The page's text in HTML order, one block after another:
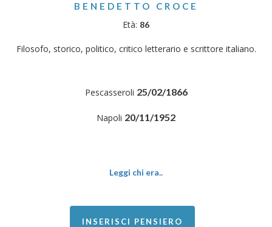
BENEDETTO CROCE
Età: 86
Filosofo, storico, politico, critico letterario e scrittore italiano.
Pescasseroli 25/02/1866
Napoli 20/11/1952
Leggi chi era..
INSERISCI PENSIERO